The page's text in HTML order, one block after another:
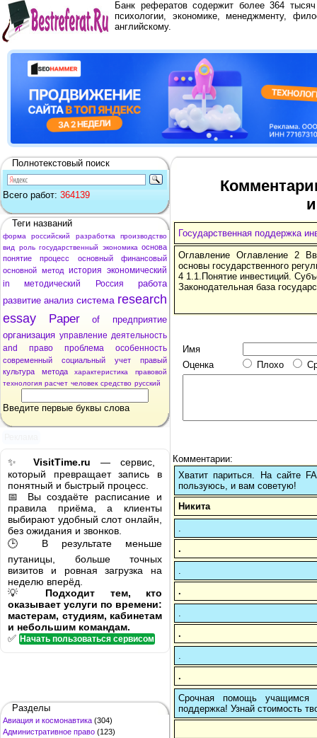
Банк рефератов содержит более 364
психологии, экономике, менеджменту,
английскому.
Полнотекстовый поиск
Всего работ: 364139
Теги названий
форма российский разработка
производство
вид
роль государственный экономика основа
понятие
процесс основный
финансовый
основной метод история экономический
in
методический Россия
работа
развитие анализ система research
essay
Paper of
предприятие
организация управление деятельность
and
право проблема особенность
современный социальный учет
правый
культура
метода характеристика
правовой
технология расчет человек средство русский
Введите первые буквы слова
✨ VisitTime.ru — сервис,
который превращает запись в
понятный и быстрый процесс.
📅 Вы создаёте расписание и
правила приёма, а клиенты
выбирают удобный слот онлайн,
без ожидания и звонков.
🕒 В результате меньше
путаницы, больше точных
визитов и ровная загрузка на
неделю вперёд.
💡 Подходит тем, кто
оказывает услуги по времени:
мастерам, студиям, кабинетам
и небольшим командам.
✅ Начать пользоваться сервисом
Разделы
Авиация и космонавтика (304)
Административное право (123)
Государственная поддержка
Оглавление Оглавление 2
основы государственного
4 1.1.Понятие инвестиций.
Законодательная база
Имя
Оценка
Плохо
Комментарии:
Хватит париться. На сайте
пользуюсь, и вам советую!
Никита
.
.
.
.
Срочная помощь учащимся в
поддержка! Узнай стоимость